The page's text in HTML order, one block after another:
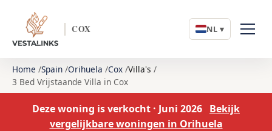
COX NL ▾
Home Spain Orihuela Cox Villa's
3 Bed Vrijstaande Villa in Cox
Deze woning is verkocht · Juni 2026 Bekijk
vergelijkbare woningen in Orihuela